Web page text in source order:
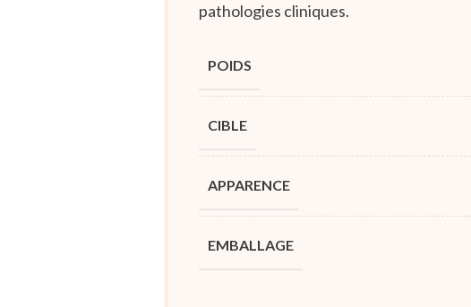
pathologies cliniques.
POIDS
CIBLE
APPARENCE
EMBALLAGE